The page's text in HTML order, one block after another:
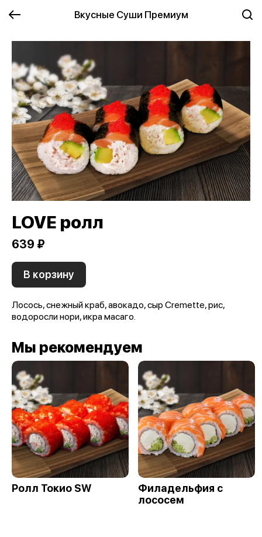
Вкусные Суши Премиум
LOVE ролл
639 ₽
В корзину
Лосось, снежный краб, авокадо, сыр Cremette, рис,
водоросли нори, икра масаго.
Мы рекомендуем
Ролл Токио SW
Филадельфия с
лососем